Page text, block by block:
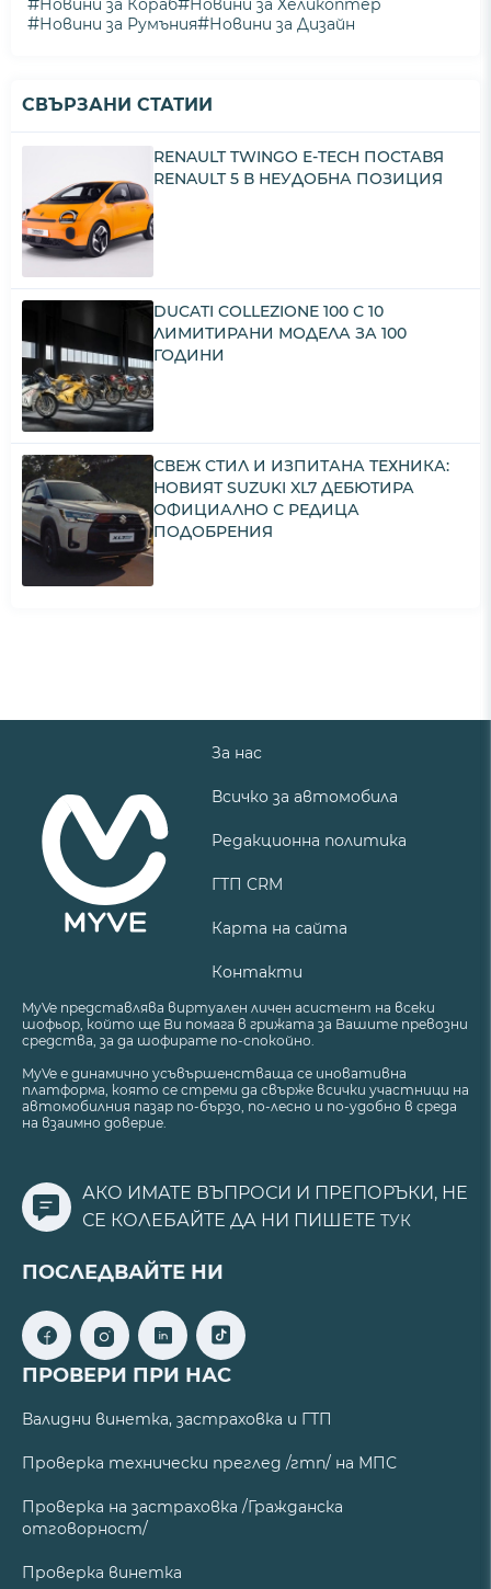
Новини за Кораб Новини за Хеликоптер
#Новини за Румъния#Новини за Дизайн
СВЪРЗАНИ СТАТИИ
RENAULT TWINGO E-TECH ПОСТАВЯ
RENAULT 5 В НЕУДОБНА ПОЗИЦИЯ
DUCATI COLLEZIONE 100 С 10
ЛИМИТИРАНИ МОДЕЛА ЗА 100
ГОДИНИ
СВЕЖ СТИЛ И ИЗПИТАНА ТЕХНИКА:
НОВИЯТ SUZUKI XL7 ДЕБЮТИРА
ОФИЦИАЛНО С РЕДИЦА
ПОДОБРЕНИЯ
За нас
Всичко за автомобила
Редакционна политика
ГТП CRM
Карта на сайта
Контакти
MyVe представлява виртуален личен асистент на всеки
шофьор, който ще Ви помага в грижата за Вашите превозни
средства, за да шофирате по-спокойно.
MyVe е динамично усъвършенстваща се иновативна
платформа, която се стреми да свърже всички участници на
автомобилния пазар по-бързо, по-лесно и по-удобно в среда
на взаимно доверие.
АКО ИМАТЕ ВЪПРОСИ И ПРЕПОРЪКИ, НЕ
СЕ КОЛЕБАЙТЕ ДА НИ ПИШЕТЕ ТУК
ПОСЛЕДВАЙТЕ НИ
ПРОВЕРИ ПРИ НАС
Валидни винетка, застраховка и ГТП
Проверка технически преглед /гтп/ на МПС
Проверка на застраховка /Гражданска
отговорност/
Проверка винетка